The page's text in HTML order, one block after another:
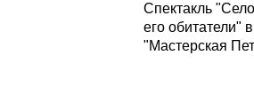
Спектакль
его обитатели"
"Мастерская